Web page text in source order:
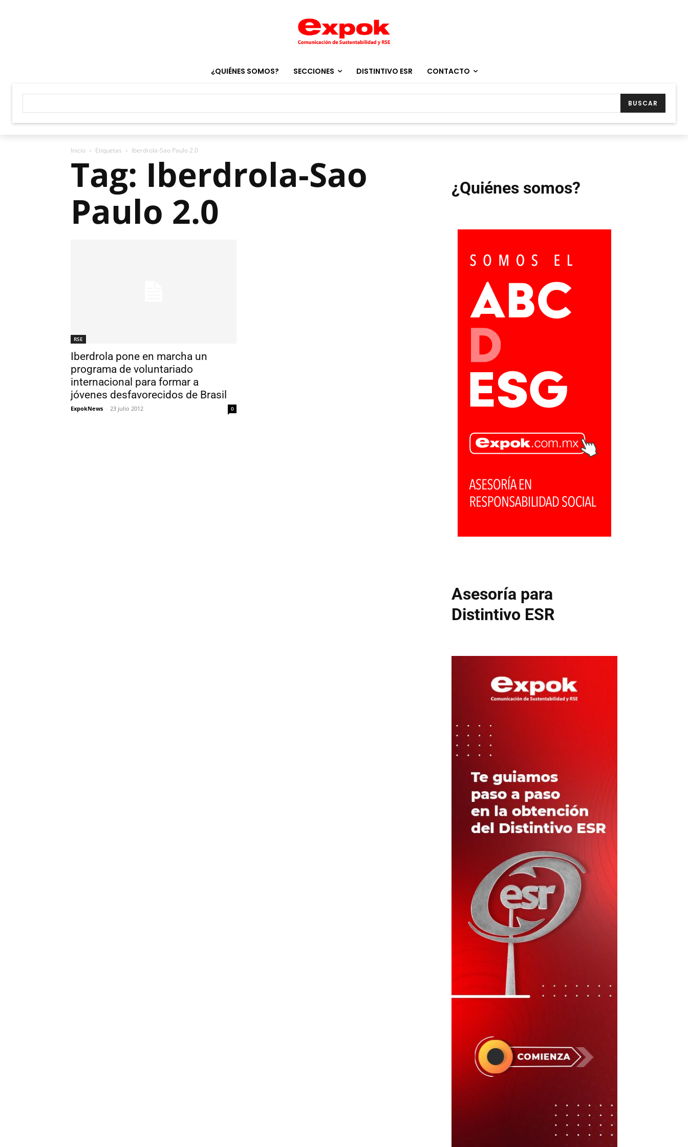
¿QUIÉNES SOMOS? SECCIONES DISTINTIVO ESR CONTACTO
BUSCAR
Inicio Etiquetas Iberdrola-Sao Paulo 2.0
Tag: Iberdrola-Sao
Paulo 2.0
RSE
Iberdrola pone en marcha un
programa de voluntariado
internacional para formar a
jóvenes desfavorecidos de Brasil
ExpokNews - 23 julio 2012 0
¿Quiénes somos?
Asesoría para
Distintivo ESR